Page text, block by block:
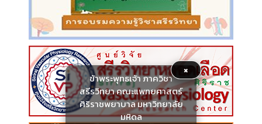
×
ข้าพระพุทธเจ้า ภาควิชา
สรีรวิทยา คณะแพทยศาสตร์
ศิริราชพยาบาล มหาวิทยาลัย
มหิดล